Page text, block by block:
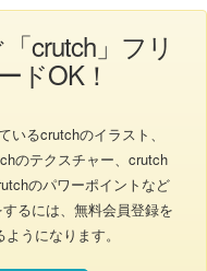
crutch」フリ
ドOK！
るcrutchのイラスト、
のテクスチャー、crutch
のパワーポイントなど
るには、無料会員登録を
うになります。